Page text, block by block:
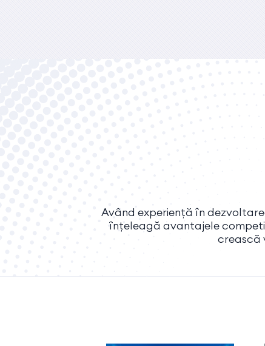
Având experiență în
înțeleagă avantajele
crească